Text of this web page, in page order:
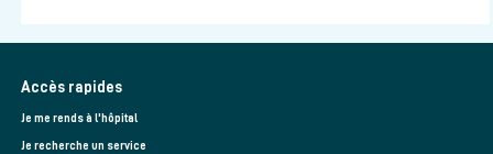
Accès rapides
Je me rends à l'hôpital
Je recherche un service